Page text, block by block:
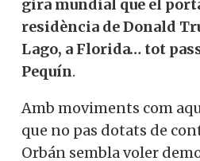
gira mundial que el
residència de Donald
Lago, a Florida… tot
Pequín.
Amb moviments com
que no pas dotats de
Orbán sembla voler